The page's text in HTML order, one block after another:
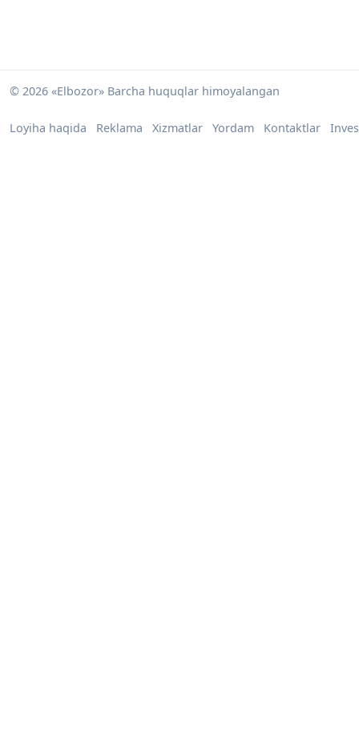
© 2026 «Elbozor» Barcha huquqlar himoyalangan
Loyiha haqida Reklama Xizmatlar Yordam Kontaktlar